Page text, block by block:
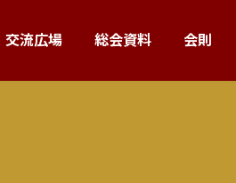
交流広場 総会資料 会則